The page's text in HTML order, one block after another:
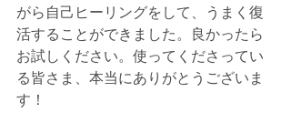
がら自己ヒーリングをして、うまく復
活することができました。良かったら
お試しください。使ってくださってい
る皆さま、本当にありがとうございま
す！